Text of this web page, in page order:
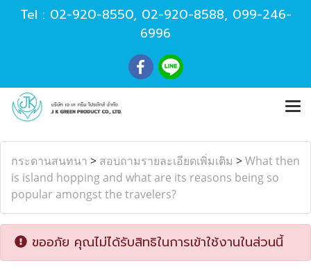
Tel : 02-920-8550, 02-920-8588, 099-246-
6996
กระดานสนทนา > สอบถามรายละเอียดเพิ่มเติม >What then
is island hopping and what are its reasons being so
popular amongst the travelers?
ขออภัย คุณไม่ได้รับสิทธิในการเข้าใช้งานในส่วนนี้